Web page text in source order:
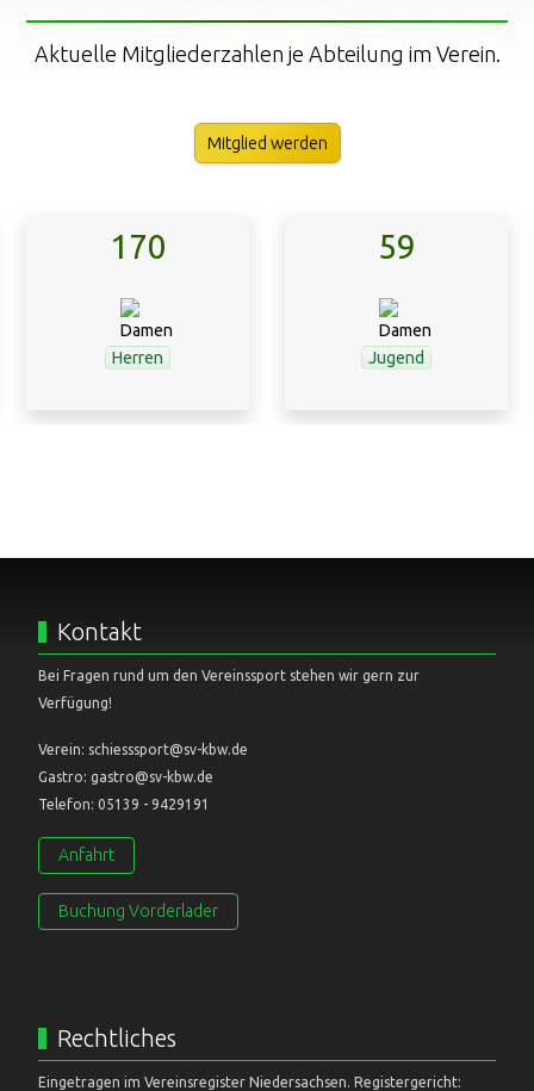
Aktuelle Mitgliederzahlen je Abteilung im Verein.
Mitglied werden
170
Herren
59
Jugend
Kontakt
Bei Fragen rund um den Vereinssport stehen wir gern zur
Verfügung!
Verein: schiesssport@sv-kbw.de
Gastro: gastro@sv-kbw.de
Telefon: 05139 - 9429191
Anfahrt
Buchung Vorderlader
Rechtliches
Eingetragen im Vereinsregister Niedersachsen. Registergericht: